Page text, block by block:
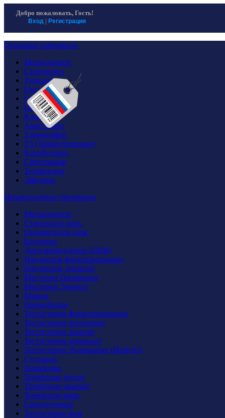
Добро пожаловать, Гость!
Вход| Регистрация
Оральные препараты
Метандиенон
Станозолол
Туринабол
Оксандролон
Оксиметолон
Провирон
Кломид
Анастрозол
Тамоксифен
T3 (Трийодтиронин)
Кленбутерол
Сибутрамин
Тезофензин
Эфедрин
Инъекционные препараты
Метандиенон
Станозолол инж.
Оксиметолон инж.
Болденон
Дигидроболденон (DHB)
Нандролон фенилпропионат
Нандролон деканоат
Мастерон Пропионат
Мастерон Энантат
Миксы
Примоболан
Тестостерон Фенилпропионат
Тестостерон пропионат
Тестостерон энантат
Тестостерон ципионат
Тестостерон Ундеканоат (Небидо)
Cустанон
Параболан
Тренболон ацетат
Тренболон энантат
Тренболон микс
Гонадотропин
Тестостерон база